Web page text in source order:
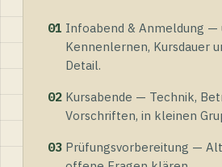
01 Infoabend & Anmeldung —
Kennenlernen, Kursdauer
Detail.
02 Kursabende — Technik,
Vorschriften, in kleinen
03 Prüfungsvorbereitung —